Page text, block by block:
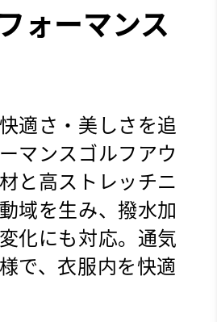
ォーマンス
適さ・美しさを追
マンスゴルフアウ
と高ストレッチニ
域を生み、撥水加
化にも対応。通気
で、衣服内を快適